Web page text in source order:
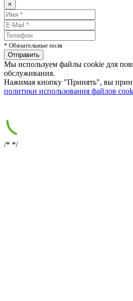
×
* Обязательные поля
Мы используем файлы cookie для
обслуживания.
Нажимая кнопку "Принять", вы
политики использования файлов
/* */